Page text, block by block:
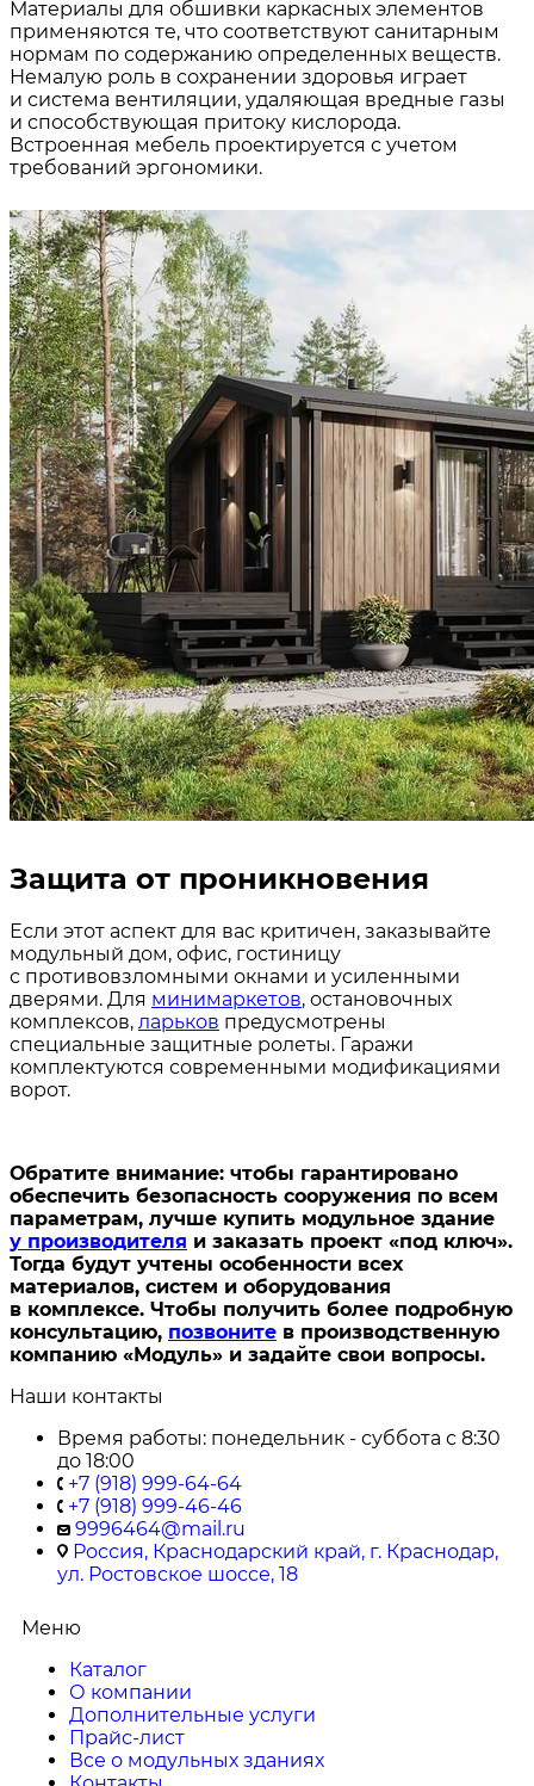
Материалы для обшивки каркасных элементов
применяются те, что соответствуют санитарным
нормам по содержанию определенных веществ.
Немалую роль в сохранении здоровья играет
и система вентиляции, удаляющая вредные газы
и способствующая притоку кислорода.
Встроенная мебель проектируется с учетом
требований эргономики.
Защита от проникновения
Если этот аспект для вас критичен, заказывайте
модульный дом, офис, гостиницу
с противовзломными окнами и усиленными
дверями. Для минимаркетов, остановочных
комплексов, ларьков предусмотрены
специальные защитные ролеты. Гаражи
комплектуются современными модификациями
ворот.
Обратите внимание: чтобы гарантировано
обеспечить безопасность сооружения по всем
параметрам, лучше купить модульное здание
у производителя и заказать проект «под ключ».
Тогда будут учтены особенности всех
материалов, систем и оборудования
в комплексе. Чтобы получить более подробную
консультацию, позвоните в производственную
компанию «Модуль» и задайте свои вопросы.
Наши контакты
Время работы: понедельник - суббота с 8:30
до 18:00
+7 (918) 999-64-64
+7 (918) 999-46-46
9996464@mail.ru
Россия, Краснодарский край, г. Краснодар,
ул. Ростовское шоссе, 18
Меню
Каталог
О компании
Дополнительные услуги
Прайс-лист
Все о модульных зданиях